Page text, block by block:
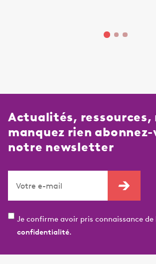
Actualités, ressources,
manquez rien abonnez-
notre newsletter
Je confirme avoir pris connaissance de
confidentialité.